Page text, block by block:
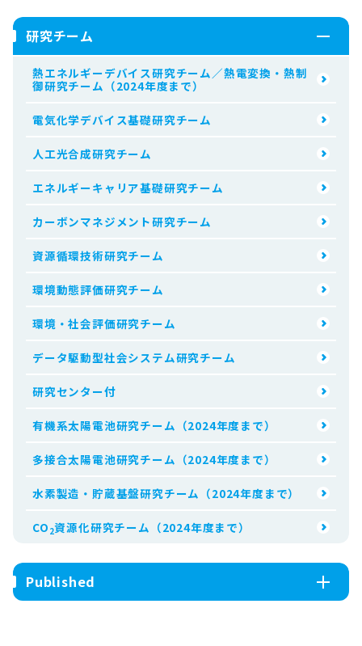
研究チーム
熱エネルギーデバイス研究チーム／熱電変換・熱制
御研究チーム（2024年度まで）
電気化学デバイス基礎研究チーム
人工光合成研究チーム
エネルギーキャリア基礎研究チーム
カーボンマネジメント研究チーム
資源循環技術研究チーム
環境動態評価研究チーム
環境・社会評価研究チーム
データ駆動型社会システム研究チーム
研究センター付
有機系太陽電池研究チーム（2024年度まで）
多接合太陽電池研究チーム（2024年度まで）
水素製造・貯蔵基盤研究チーム（2024年度まで）
CO 2資源化研究チーム（2024年度まで）
Published